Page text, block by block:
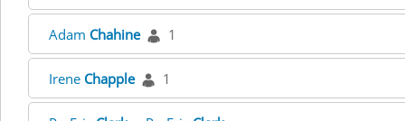
Adam Chahine 1
Irene Chapple 1